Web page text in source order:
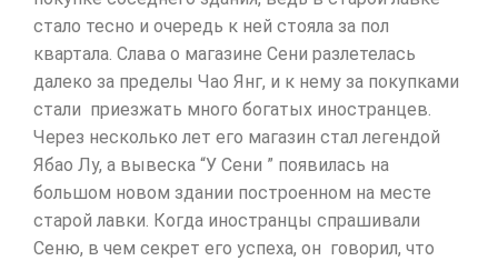
стало тесно и очередь к ней стояла за пол
квартала. Слава о магазине Сени разлетелась
далеко за пределы Чао Янг, и к нему за покупками
стали приезжать много богатых иностранцев.
Через несколько лет его магазин стал легендой
Ябао Лу, а вывеска “У Сени ” появилась на
большом новом здании построенном на месте
старой лавки. Когда иностранцы спрашивали
Сеню, в чем секрет его успеха, он говорил, что